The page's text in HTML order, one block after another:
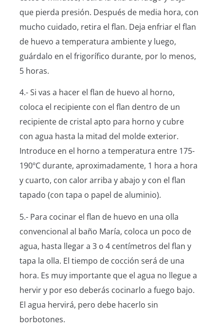
que pierda presión. Después de media hora, con
mucho cuidado, retira el flan. Deja enfriar el flan
de huevo a temperatura ambiente y luego,
guárdalo en el frigorífico durante, por lo menos,
5 horas.
4.- Si vas a hacer el flan de huevo al horno,
coloca el recipiente con el flan dentro de un
recipiente de cristal apto para horno y cubre
con agua hasta la mitad del molde exterior.
Introduce en el horno a temperatura entre 175-
190ºC durante, aproximadamente, 1 hora a hora
y cuarto, con calor arriba y abajo y con el flan
tapado (con tapa o papel de aluminio).
5.- Para cocinar el flan de huevo en una olla
convencional al baño María, coloca un poco de
agua, hasta llegar a 3 o 4 centímetros del flan y
tapa la olla. El tiempo de cocción será de una
hora. Es muy importante que el agua no llegue a
hervir y por eso deberás cocinarlo a fuego bajo.
El agua hervirá, pero debe hacerlo sin
borbotones.